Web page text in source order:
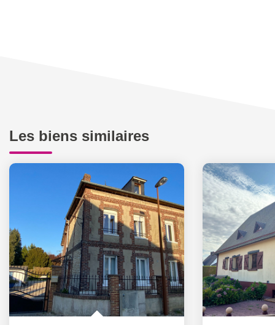
Les biens similaires